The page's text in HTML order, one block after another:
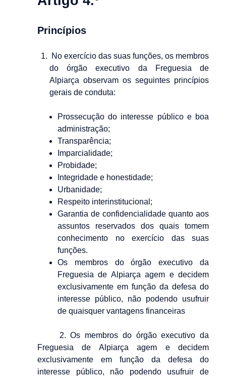
Princípios
No exercício das suas funções, os membros
do órgão executivo da Freguesia de
Alpiarça observam os seguintes princípios
gerais de conduta:
Prossecução do interesse público e boa
administração;
Transparência;
Imparcialidade;
Probidade;
Integridade e honestidade;
Urbanidade;
Respeito interinstitucional;
Garantia de confidencialidade quanto aos
assuntos reservados dos quais tomem
conhecimento no exercício das suas
funções.
Os membros do órgão executivo da
Freguesia de Alpiarça agem e decidem
exclusivamente em função da defesa do
interesse público, não podendo usufruir
de quaisquer vantagens financeiras
2. Os membros do órgão executivo da
Freguesia de Alpiarça agem e decidem
exclusivamente em função da defesa do
interesse público, não podendo usufruir de